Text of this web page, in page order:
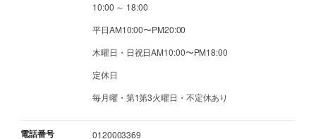
10:00 ～ 18:00
平日AM10:00〜PM20:00
木曜日・日祝日AM10:00〜PM18:00
定休日
毎月曜・第1第3火曜日・不定休あり
電話番号 0120003369